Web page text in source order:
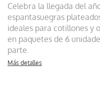
Celebra la llegada del
espantasuegras
ideales para cotillones y
en paquetes de 6
parte.
Más detalles